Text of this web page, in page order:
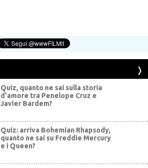
Quiz, quanto ne sai sulla storia
d'amore tra Penelope Cruz e
Javier Bardem?
Quiz: arriva Bohemian Rhapsody,
quanto ne sai su Freddie Mercury
e i Queen?